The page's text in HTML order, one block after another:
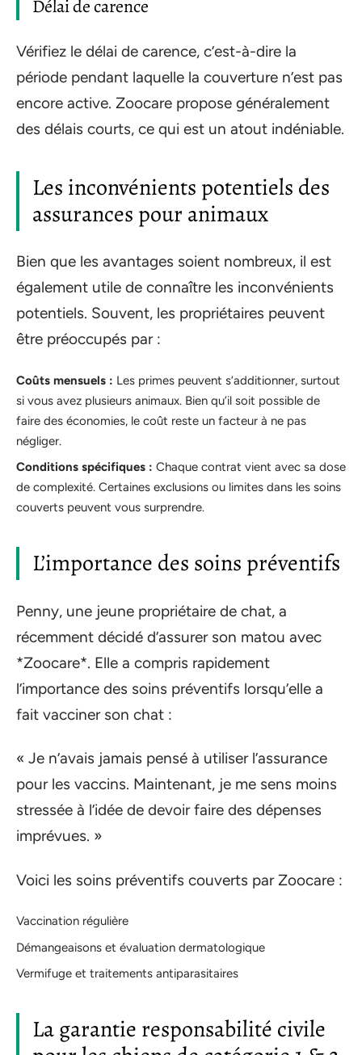
Délai de carence
Vérifiez le délai de carence, c’est-à-dire la
période pendant laquelle la couverture n’est pas
encore active. Zoocare propose généralement
des délais courts, ce qui est un atout indéniable.
Les inconvénients potentiels des
assurances pour animaux
Bien que les avantages soient nombreux, il est
également utile de connaître les inconvénients
potentiels. Souvent, les propriétaires peuvent
être préoccupés par :
Coûts mensuels : Les primes peuvent s’additionner, surtout
si vous avez plusieurs animaux. Bien qu’il soit possible de
faire des économies, le coût reste un facteur à ne pas
négliger.
Conditions spécifiques : Chaque contrat vient avec sa dose
de complexité. Certaines exclusions ou limites dans les soins
couverts peuvent vous surprendre.
L’importance des soins préventifs
Penny, une jeune propriétaire de chat, a
récemment décidé d’assurer son matou avec
*Zoocare*. Elle a compris rapidement
l’importance des soins préventifs lorsqu’elle a
fait vacciner son chat :
« Je n’avais jamais pensé à utiliser l’assurance
pour les vaccins. Maintenant, je me sens moins
stressée à l’idée de devoir faire des dépenses
imprévues. »
Voici les soins préventifs couverts par Zoocare :
Vaccination régulière
Démangeaisons et évaluation dermatologique
Vermifuge et traitements antiparasitaires
La garantie responsabilité civile